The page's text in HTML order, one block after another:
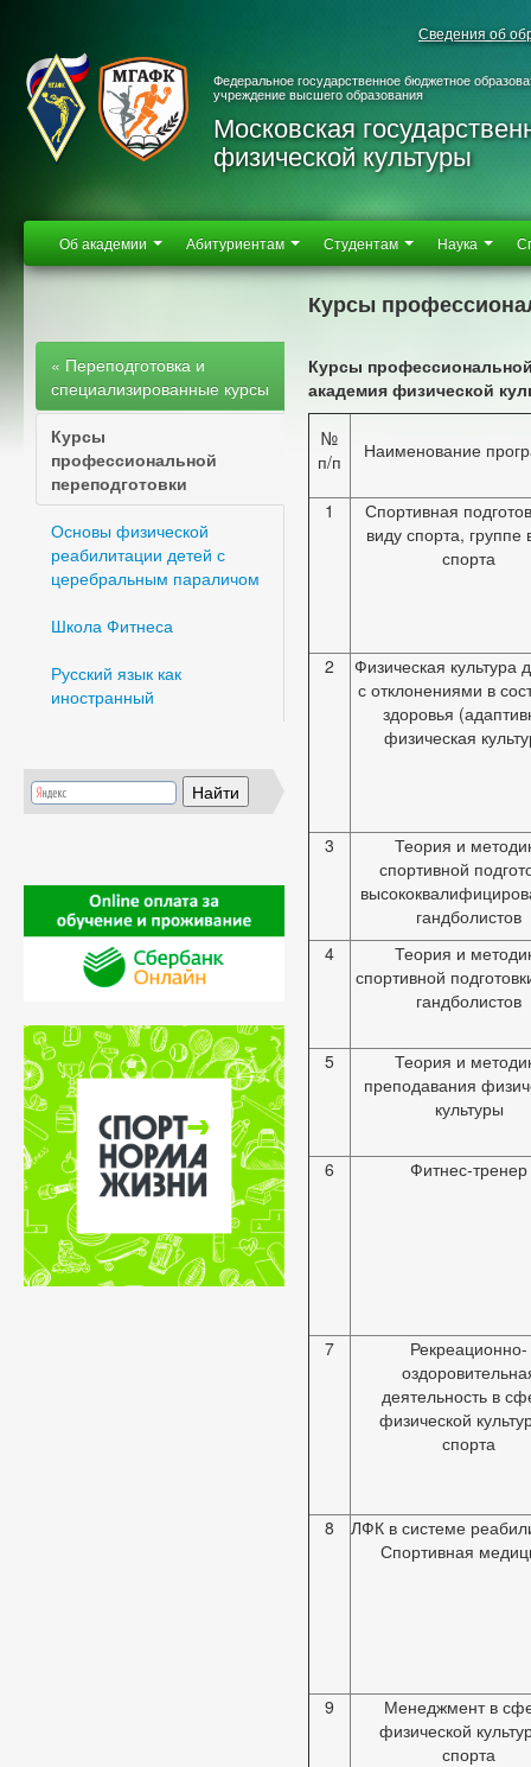
Сведения об
Федеральное государственное бюджетное
учреждение высшего образования
Московская
физической культуры
Об академии Абитуриентам Студентам Наука
« Переподготовка и
специализированные курсы
Курсы
профессиональной
переподготовки
Основы физической
реабилитации детей с
церебральным параличом
Школа Фитнеса
Русский язык как
иностранный
Курсы
Курсы
академия физической
№
п/п
Наименование
1
Спортивная
виду спорта, группе
спорта
2
Физическая культура
с отклонениями в
здоровья
физическая
3
Теория и
спортивной
гандболистов
4
Теория и
спортивной
гандболистов
5
Теория и
преподавания
культуры
6 Фитнес-тренер
7
Рекреационно-
деятельность в
физической
спорта
8
ЛФК в системе
Спортивная
9
Менеджмент в
физической
спорта